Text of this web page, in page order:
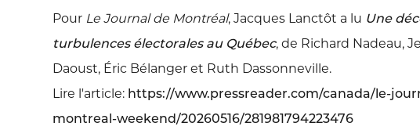
Pour Le Journal de Montréal, Jacques Lanctôt a lu Une
turbulences électorales au Québec, de Richard Nadeau,
Daoust, Éric Bélanger et Ruth Dassonneville.
Lire l'article: https://www.pressreader.com/canada/le-
montreal-weekend/20260516/281981794223476